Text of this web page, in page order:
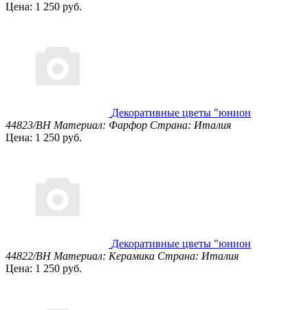
Цена: 1 250 руб.
Декоративные цветы "юнион
44823/BH Материал: Фарфор Страна: Италия
Цена: 1 250 руб.
Декоративные цветы "юнион
44822/BH Материал: Керамика Страна: Италия
Цена: 1 250 руб.